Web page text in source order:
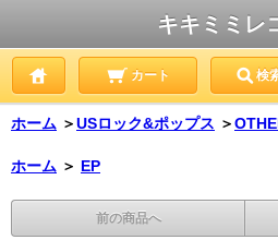
キキミミレ
カート 検
ホーム ＞USロック&ポップス ＞
ホーム ＞ EP
前の商品へ